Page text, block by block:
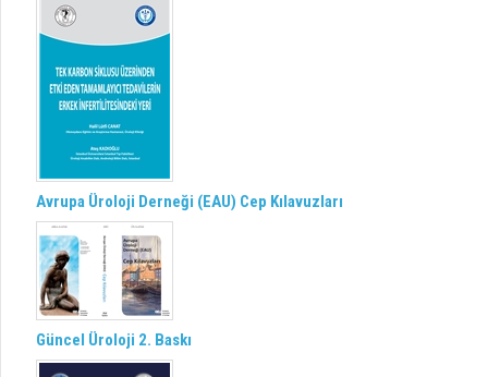
Avrupa Üroloji Derneği (EAU) Cep Kılavuzları
Güncel Üroloji 2. Baskı